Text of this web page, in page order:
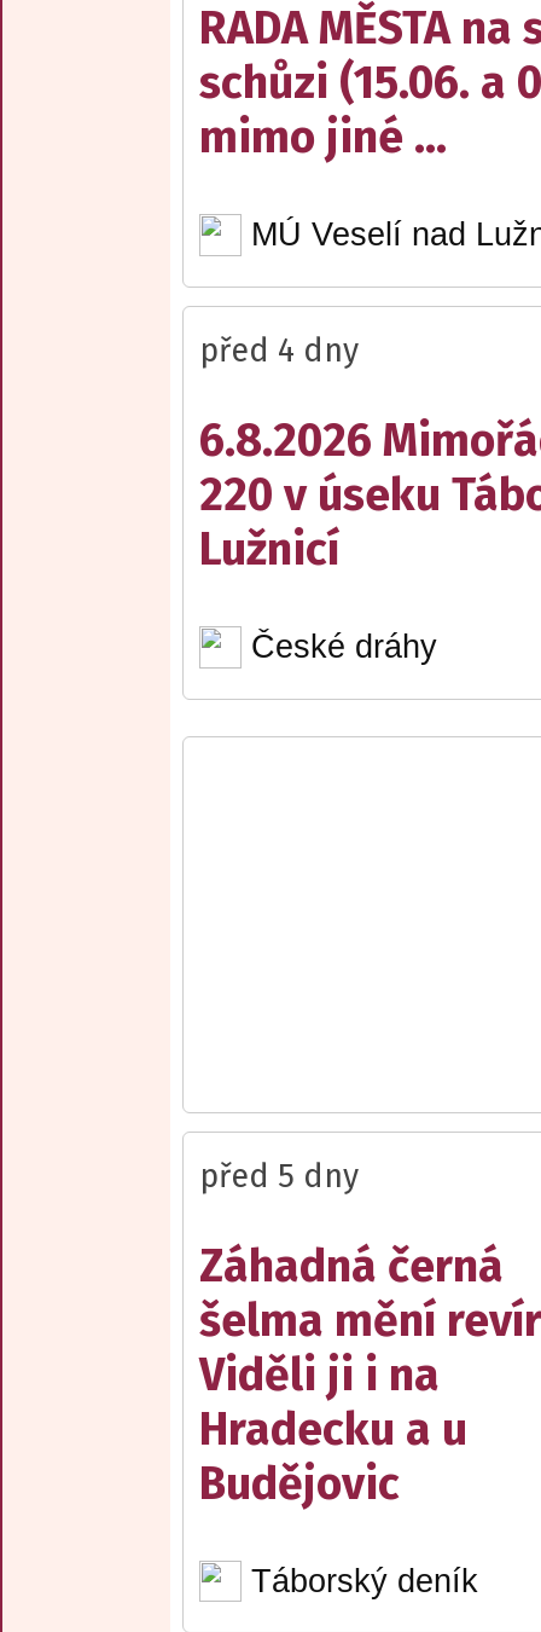
RADA MĚSTA na
schůzi (15.06. a
mimo jiné ...
MÚ Veselí nad
před 4 dny
6.8.2026
220 v úseku
Lužnicí
České dráhy
před 5 dny
Záhadná černá
šelma mění
Viděli ji i na
Hradecku a u
Budějovic
Táborský deník